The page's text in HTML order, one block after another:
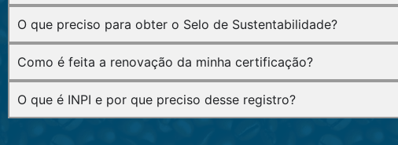
O que preciso para obter o Selo de Sustentabilidade?
Como é feita a renovação da minha certificação?
O que é INPI e por que preciso desse registro?